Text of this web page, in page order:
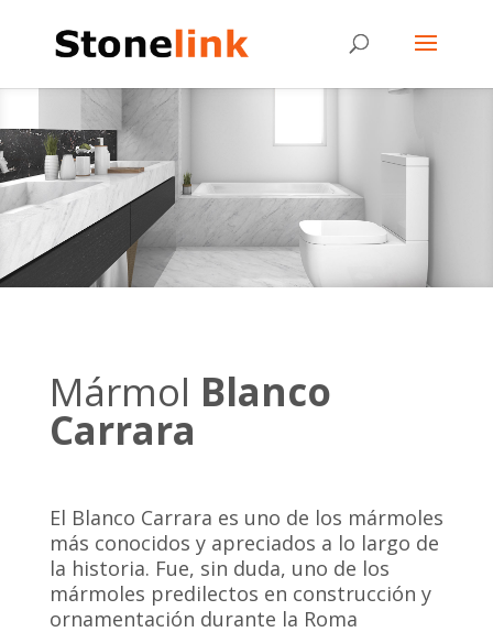
Mármol Blanco
Carrara
El Blanco Carrara es uno de los mármoles
más conocidos y apreciados a lo largo de
la historia. Fue, sin duda, uno de los
mármoles predilectos en construcción y
ornamentación durante la Roma